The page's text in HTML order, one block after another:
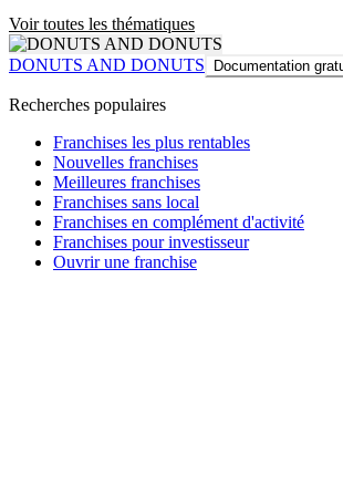
Voir toutes les thématiques
DONUTS AND DONUTS Documentation
Recherches populaires
Franchises les plus rentables
Nouvelles franchises
Meilleures franchises
Franchises sans local
Franchises en complément d'activité
Franchises pour investisseur
Ouvrir une franchise